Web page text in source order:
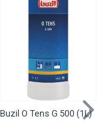
Buzil O Tens G 500 (1L)